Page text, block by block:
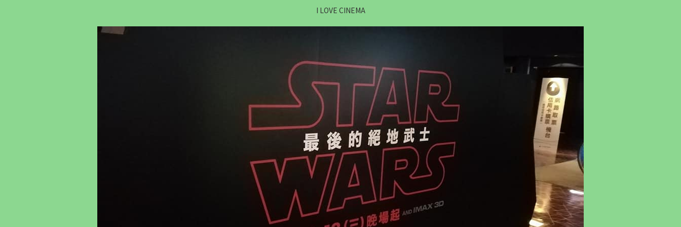
I LOVE CINEMA